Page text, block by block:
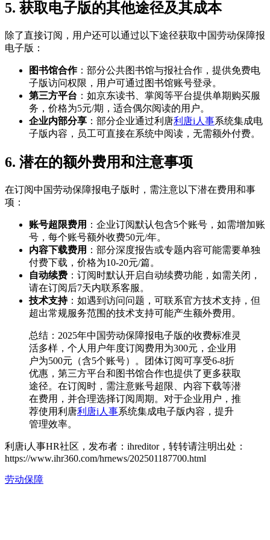
5. 获取电子版的其他途径及其成本
除了直接订阅，用户还可以通过以下途径获取中国劳动保障报
电子版：
图书馆合作：部分公共图书馆与报社合作，提供免费电
子版访问权限，用户可通过图书馆账号登录。
第三方平台 ：如京东读书、掌阅等平台提供单期购买服
务，价格为5元/期，适合偶尔阅读的用户。
企业内部分享 ：部分企业通过利唐利唐i人事系统集成电
子版内容，员工可直接在系统中阅读，无需额外付费。
6. 潜在的额外费用和注意事项
在订阅中国劳动保障报电子版时，需注意以下潜在费用和事
项：
账号超限费用 ：企业订阅默认包含5个账号，如需增加账
号，每个账号额外收费50元/年。
内容下载费用 ：部分深度报告或专题内容可能需要单独
付费下载，价格为10-20元/篇。
自动续费 ：订阅时默认开启自动续费功能，如需关闭，
请在订阅后7天内联系客服。
技术支持：如遇到访问问题，可联系官方技术支持，但
超出常规服务范围的技术支持可能产生额外费用。
总结：2025年中国劳动保障报电子版的收费标准灵
活多样，个人用户年度订阅费用为300元，企业用
户为500元（含5个账号）。团体订阅可享受6-8折
优惠，第三方平台和图书馆合作也提供了更多获取
途径。在订阅时，需注意账号超限、内容下载等潜
在费用，并合理选择订阅周期。对于企业用户，推
荐使用利唐利唐i人事系统集成电子版内容，提升
管理效率。
利唐i人事HR社区，发布者：ihreditor，转转请注明出处：
https://www.ihr360.com/hrnews/202501187700.html
劳动保障